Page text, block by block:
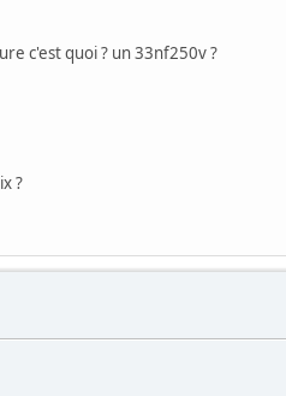
c'est quoi ? un 33nf250v ?
?